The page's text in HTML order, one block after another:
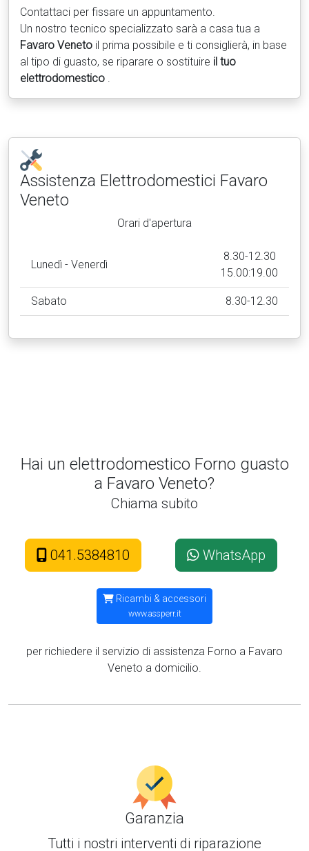
Contattaci per fissare un appuntamento.
Un nostro tecnico specializzato sarà a casa tua a
Favaro Veneto il prima possibile e ti consiglierà, in base
al tipo di guasto, se riparare o sostituire il tuo
elettrodomestico .
Assistenza Elettrodomestici Favaro
Veneto
Orari d'apertura
Lunedì - Venerdì
8.30-12.30
15.00:19.00
Sabato 8.30-12.30
Hai un elettrodomestico Forno guasto
a Favaro Veneto?
Chiama subito
041.5384810 WhatsApp
Ricambi & accessori
www.assperr.it
per richiedere il servizio di assistenza Forno a Favaro
Veneto a domicilio.
Garanzia
Tutti i nostri interventi di riparazione